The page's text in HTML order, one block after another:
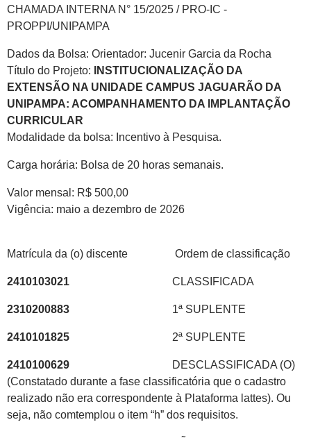
CHAMADA INTERNA N° 15/2025 / PRO-IC -
PROPPI/UNIPAMPA
Dados da Bolsa: Orientador: Jucenir Garcia da Rocha
Título do Projeto: INSTITUCIONALIZAÇÃO DA
EXTENSÃO NA UNIDADE CAMPUS JAGUARÃO DA
UNIPAMPA: ACOMPANHAMENTO DA IMPLANTAÇÃO
CURRICULAR
Modalidade da bolsa: Incentivo à Pesquisa.
Carga horária: Bolsa de 20 horas semanais.
Valor mensal: R$ 500,00
Vigência: maio a dezembro de 2026
Matrícula da (o) discente Ordem de classificação
2410103021 CLASSIFICADA
2310200883 1ª SUPLENTE
2410101825 2ª SUPLENTE
2410100629 DESCLASSIFICADA (O)
(Constatado durante a fase classificatória que o cadastro
realizado não era correspondente à Plataforma lattes). Ou
seja, não comtemplou o item “h” dos requisitos.